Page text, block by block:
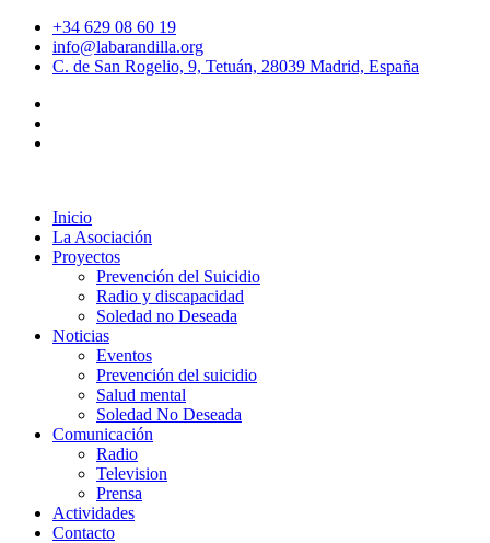
+34 629 08 60 19
info@labarandilla.org
C. de San Rogelio, 9, Tetuán, 28039 Madrid, España
Inicio
La Asociación
Proyectos
Prevención del Suicidio
Radio y discapacidad
Soledad no Deseada
Noticias
Eventos
Prevención del suicidio
Salud mental
Soledad No Deseada
Comunicación
Radio
Television
Prensa
Actividades
Contacto